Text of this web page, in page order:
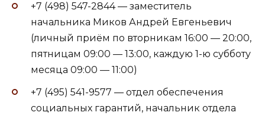
+7 (498) 547-2844 — заместитель
начальника Миков Андрей Евгеньевич
(личный приём по вторникам 16:00 — 20:00,
пятницам 09:00 — 13:00, каждую 1-ю субботу
месяца 09:00 — 11:00)
+7 (495) 541-9577 — отдел обеспечения
социальных гарантий, начальник отдела